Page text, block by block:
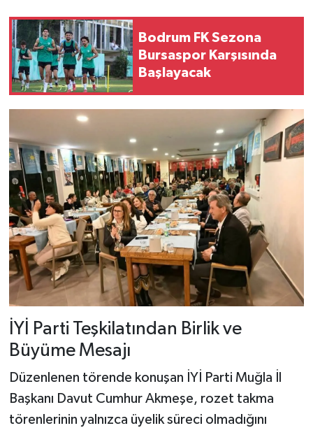
Bodrum FK Sezona
Bursaspor Karşısında
Başlayacak
İYİ Parti Teşkilatından Birlik ve
Büyüme Mesajı
Düzenlenen törende konuşan İYİ Parti Muğla İl
Başkanı Davut Cumhur Akmeşe, rozet takma
törenlerinin yalnızca üyelik süreci olmadığını